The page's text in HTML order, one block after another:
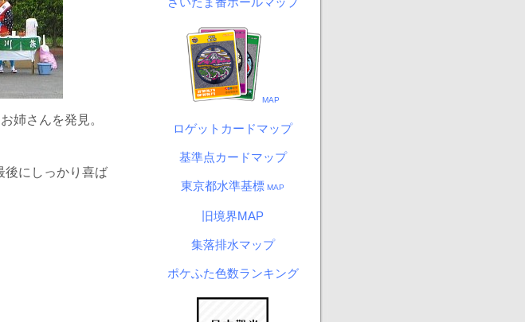
姉さんを発見。
後にしっかり喜ば
MAP
ロゲットカードマップ
基準点カードマップ
東京都水準基標 MAP
旧境界MAP
集落排水マップ
ポケふた色数ランキング